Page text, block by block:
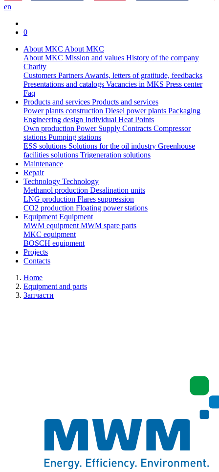
en
0
About MKC About MKC
About MKC Mission and values History of the company
Charity
Customers PartnersAwards, letters of gratitude, feedbacks
Presentations and catalogs Vacancies in MKS Press center
Faq
Products and services Products and services
Power plants construction Diesel power plants Packaging
Engineering design Individual Heat Points
Own production Power Supply Contracts Compressor
stations Pumping stations
ESS solutions Solutions for the oil industry Greenhouse
facilities solutions Trigeneration solutions
Maintenance
Repair
Technology Technology
Methanol production Desalination units
LNG production Flares suppression
СО2 production Floating power stations
EquipmentEquipment
MWM equipmentMWM spare parts
MKC equipment
BOSCH equipment
Projects
Contacts
Home
Equipment and parts
Запчасти